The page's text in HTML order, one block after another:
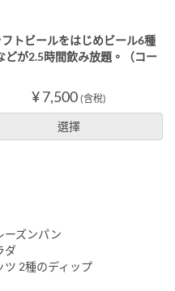
トビールをはじめビール6種
が2.5時間飲み放題。（コー
¥ 7,500 (含稅)
選擇
ーズンパン
ダ
ツ 2種のディップ